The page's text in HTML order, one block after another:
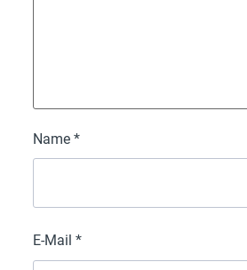
Name *
E-Mail *